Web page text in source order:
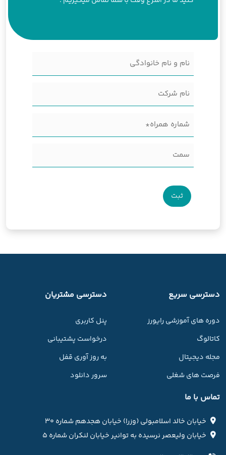
نام
و
نام
خانوادگی
نام
شرکت
(Required)شماره
همراه
(Required)سمت
دسترسی سریع
دوره های آموزشی رایورز
کاتالوگ
مجله دیجیتال
فرصت های شغلی
دسترسی مشتریان
پنل کاربری
درخواست پشتیبانی
به روز آوری قفل
سرور دانلود
تماس با ما
خیابان خالد اسلامبولی (وزرا) خیابان هجدهم شماره ۳۰
خیابان ولیعصر نرسیده به توانیر خیابان لنکران شماره ۵